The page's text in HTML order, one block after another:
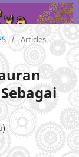
/ Articles